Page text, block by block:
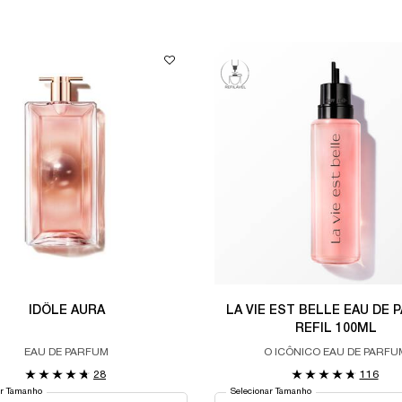
IDÔLE AURA
EAU DE PARFUM
28
Tamanho
LA VIE EST BELLE EAU DE
REFIL 100ML
O ICÔNICO EAU DE
116
Selecionar Tamanho